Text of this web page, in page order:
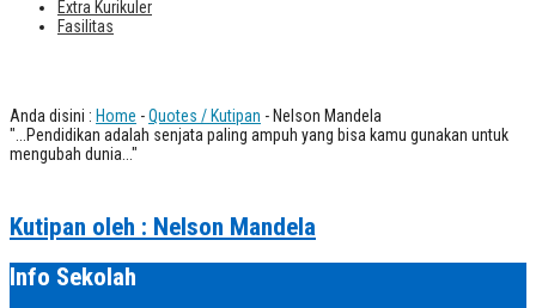
Extra Kurikuler
Fasilitas
Anda disini : Home -Quotes / Kutipan - Nelson Mandela
"...Pendidikan adalah senjata paling ampuh yang bisa kamu gunakan untuk
mengubah dunia..."
Kutipan oleh : Nelson Mandela
Info Sekolah